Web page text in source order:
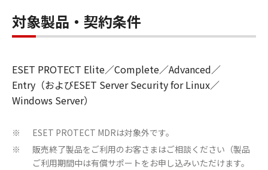
対象製品・契約条件
ESET PROTECT Elite／Complete／Advanced／
Entry（およびESET Server Security for Linux／
Windows Server）
※ ESET PROTECT MDRは対象外です。
※
販売終了製品をご利用のお客さまはご相談ください（製品
ご利用期間中は有償サポートをお申し込みいただけます。